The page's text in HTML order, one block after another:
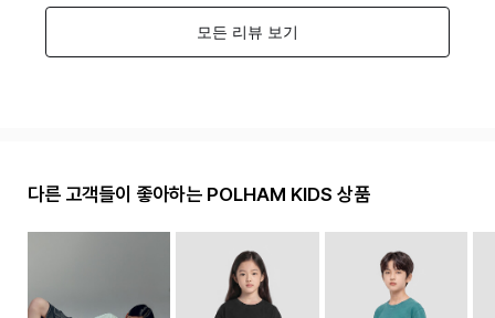
다른 고객들이 좋아하는 POLHAM KIDS 상품